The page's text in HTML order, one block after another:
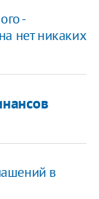
-
нет никаких
в